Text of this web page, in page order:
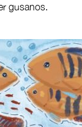
gusanos.